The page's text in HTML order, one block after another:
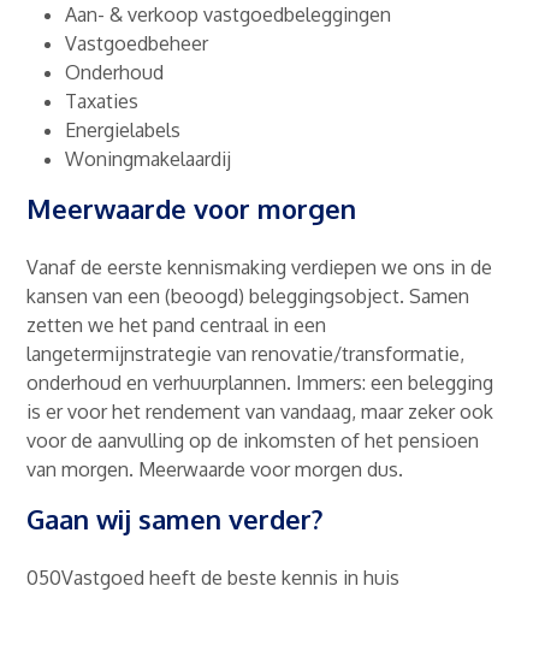
Aan- & verkoop vastgoedbeleggingen
Vastgoedbeheer
Onderhoud
Taxaties
Energielabels
Woningmakelaardij
Meerwaarde voor morgen
Vanaf de eerste kennismaking verdiepen we ons in de
kansen van een (beoogd) beleggingsobject. Samen
zetten we het pand centraal in een
langetermijnstrategie van renovatie/transformatie,
onderhoud en verhuurplannen. Immers: een belegging
is er voor het rendement van vandaag, maar zeker ook
voor de aanvulling op de inkomsten of het pensioen
van morgen. Meerwaarde voor morgen dus.
Gaan wij samen verder?
050Vastgoed heeft de beste kennis in huis